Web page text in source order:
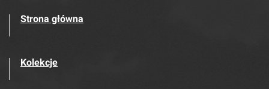
Strona główna
Kolekcje